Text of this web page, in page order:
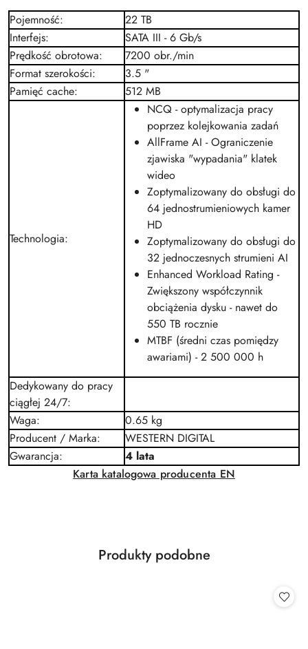
Pojemność:
22 TB
Interfejs: SATA III - 6 Gb/s
Prędkość obrotowa:
7200 obr./min
Format szerokości:
3.5 "
Pamięć cache: 512 MB
Technologia:
NCQ - optymalizacja pracy
poprzez kolejkowania zadań
AllFrame AI - Ograniczenie
zjawiska "wypadania" klatek
wideo
Zoptymalizowany do obsługi do
64 jednostrumieniowych kamer
HD
Zoptymalizowany do obsługi do
32 jednoczesnych strumieni AI
Enhanced Workload Rating -
Zwiększony współczynnik
obciążenia dysku - nawet do
550 TB rocznie
MTBF (średni czas pomiędzy
awariami) - 2 500 000 h
Dedykowany do pracy
ciągłej 24/7:
Waga:
0.65 kg
Producent / Marka:
WESTERN DIGITAL
Gwarancja:
4 lata
Karta katalogowa producenta EN
Pomiń karuzelę produktów
Produkty
Produkty podobne